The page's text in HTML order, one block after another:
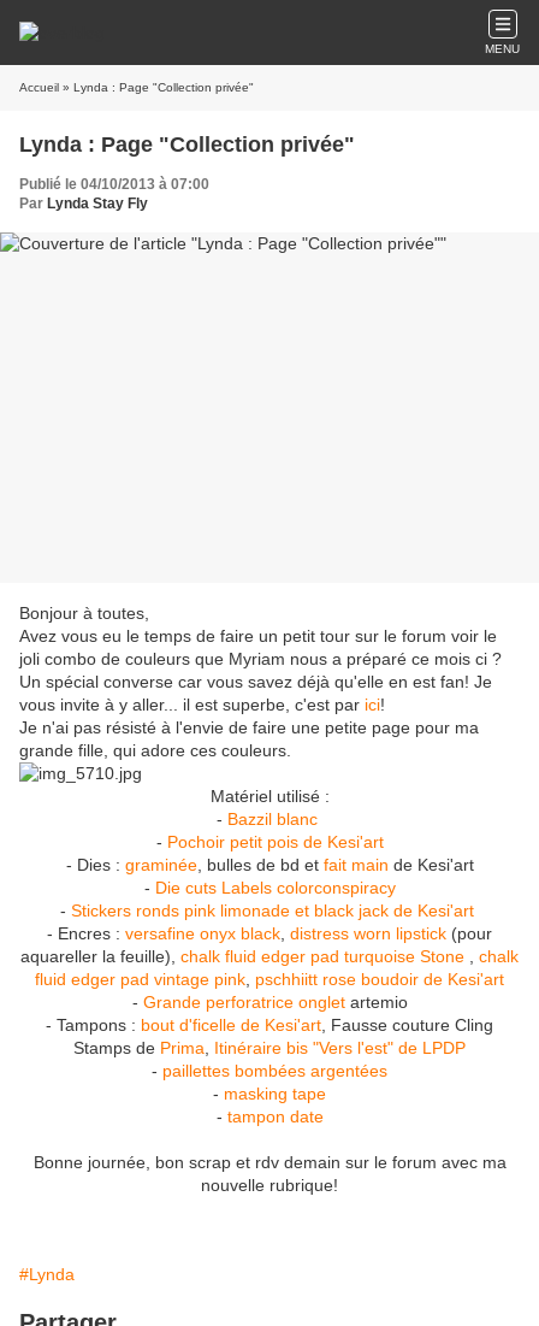
MENU
Accueil » Lynda : Page "Collection privée"
Lynda : Page "Collection privée"
Publié le 04/10/2013 à 07:00
Par Lynda Stay Fly
Bonjour à toutes,
Avez vous eu le temps de faire un petit tour sur le forum voir le
joli combo de couleurs que Myriam nous a préparé ce mois ci ?
Un spécial converse car vous savez déjà qu'elle en est fan! Je
vous invite à y aller... il est superbe, c'est par ici!
Je n'ai pas résisté à l'envie de faire une petite page pour ma
grande fille, qui adore ces couleurs.
Matériel utilisé :
- Bazzil blanc
- Pochoir petit pois de Kesi'art
- Dies : graminée, bulles de bd et fait main de Kesi'art
- Die cuts Labels colorconspiracy
- Stickers ronds pink limonade et black jack de Kesi'art
- Encres : versafine onyx black distress worn lipstick (pour
aquareller la feuille), chalk fluid edger pad turquoise Stone
chalk
fluid edger pad vintage pink pschhiitt rose boudoir de Kesi'art
- Grande perforatrice ongletartemio
- Tampons : bout d'ficelle de Kesi'art , Fausse couture Cling
Stamps de Prima
Itinéraire bis "Vers l'est" de LPDP
- paillettes bombées argentées
- masking tape
- tampon date
Bonne journée, bon scrap et rdv demain sur le forum avec ma
nouvelle rubrique!
#Lynda